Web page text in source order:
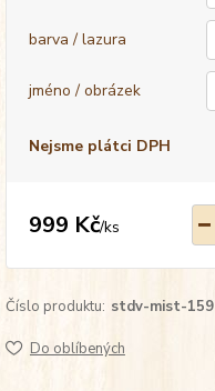
barva / lazura
jméno / obrázek
Nejsme plátci DPH
999 Kč/ks
Číslo produktu: stdv-mist-159
Do oblíbených